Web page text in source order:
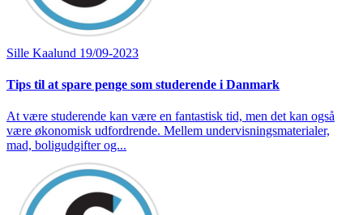
Sille Kaalund 19/09-2023
Tips til at spare penge som studerende i Danmark
At være studerende kan være en fantastisk tid, men det kan også
være økonomisk udfordrende. Mellem undervisningsmaterialer,
mad, boligudgifter og...